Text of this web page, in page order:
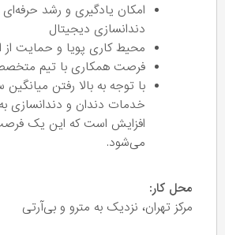
امکان یادگیری و رشد
دندانسازی دیجیتال
محیط کاری پویا و حمایت از
فرصت همکاری با تیم
با توجه به بالا رفتن میانگین
خدمات دندان و دندانسازی
افزایش است که این یک
می‌شود.
محل کار:
مرکز تهران، نزدیک به مترو و بی‌آر‌تی